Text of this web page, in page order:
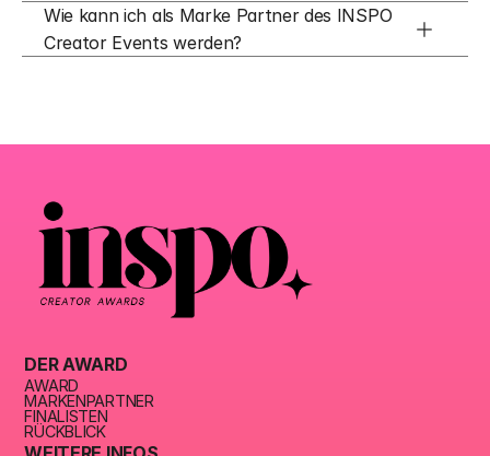
Wie kann ich als Marke Partner des INSPO
Creator Events werden?
DER AWARD
AWARD
MARKENPARTNER
FINALISTEN
RÜCKBLICK